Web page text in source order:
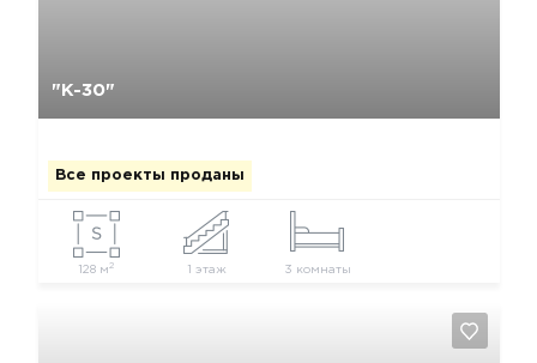
"К-30"
Все проекты проданы
128 м 2 1 этаж 3 комнаты